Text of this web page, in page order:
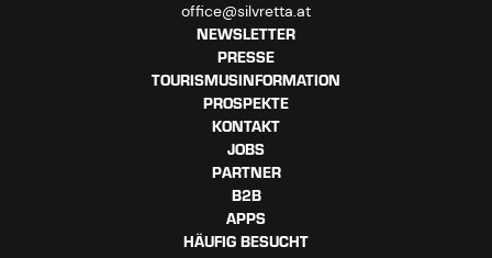
office@silvretta.at
NEWSLETTER
PRESSE
TOURISMUSINFORMATION
PROSPEKTE
KONTAKT
JOBS
PARTNER
B2B
APPS
HÄUFIG BESUCHT